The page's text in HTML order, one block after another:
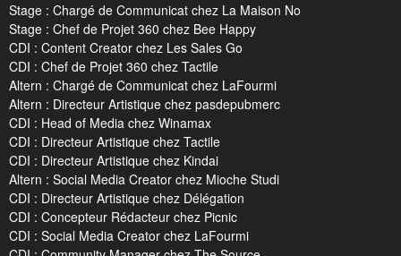
Stage : Chargé de Communicat chez La Maison No
Stage : Chef de Projet 360 chez Bee Happy
CDI : Content Creator chez Les Sales Go
CDI : Chef de Projet 360 chez Tactile
Altern : Chargé de Communicat chez LaFourmi
Altern : Directeur Artistique chez pasdepubmerc
CDI : Head of Media chez Winamax
CDI : Directeur Artistique chez Tactile
CDI : Directeur Artistique chez Kindai
Altern : Social Media Creator chez Mioche Studi
CDI : Directeur Artistique chez Délégation
CDI : Concepteur Rédacteur chez Picnic
CDI : Social Media Creator chez LaFourmi